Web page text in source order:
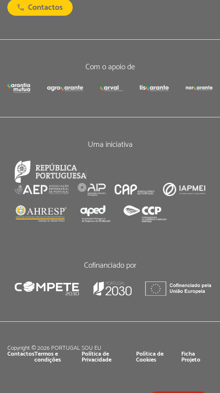
Contactos
Com o apoio de
Uma iniciativa
Cofinanciado por
Copyright © 2026 PORTUGAL SOU EU
ContactosTermos e
condições
Política de
Privacidade
Política de
Cookies
Ficha
Projeto